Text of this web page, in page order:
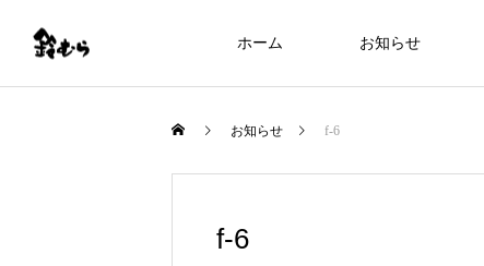
ホーム お知らせ
お知らせ f-6
f-6